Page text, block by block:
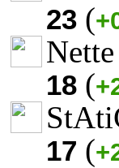
23 (
Nette
18 (
17 (